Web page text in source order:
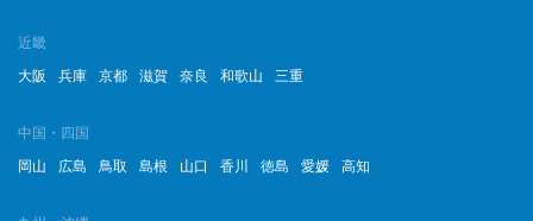
近畿
大阪
兵庫 京都 滋賀 奈良 和歌山 三重
中国・四国
岡山
広島 鳥取 島根 山口 香川 徳島 愛媛 高知